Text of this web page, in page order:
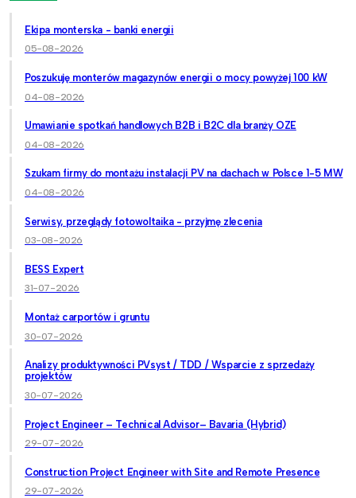
Ekipa monterska - banki energii
05-08-2026
Poszukuję monterów magazynów energii o mocy powyżej 100 kW
04-08-2026
Umawianie spotkań handlowych B2B i B2C dla branży OZE
04-08-2026
Szukam firmy do montażu instalacji PV na dachach w Polsce 1-5 MW
04-08-2026
Serwisy, przeglądy fotowoltaika - przyjmę zlecenia
03-08-2026
BESS Expert
31-07-2026
Montaż carportów i gruntu
30-07-2026
Analizy produktywności PVsyst / TDD / Wsparcie z sprzedaży
projektów
30-07-2026
Project Engineer – Technical Advisor– Bavaria (Hybrid)
29-07-2026
Construction Project Engineer with Site and Remote Presence
29-07-2026